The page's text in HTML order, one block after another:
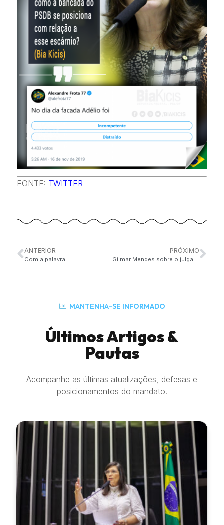
FONTE: TWITTER
ANTERIOR
Com a palavra…
PRÓXIMO
MANTENHA-SE INFORMADO
Últimos Artigos &
Pautas
Acompanhe as últimas atualizações, defesas e
posicionamentos do mandato.